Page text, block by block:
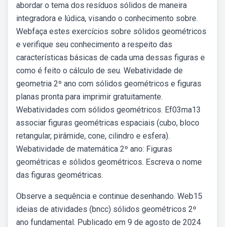
abordar o tema dos resíduos sólidos de maneira
integradora e lúdica, visando o conhecimento sobre.
Webfaça estes exercícios sobre sólidos geométricos
e verifique seu conhecimento a respeito das
características básicas de cada uma dessas figuras e
como é feito o cálculo de seu. Webatividade de
geometria 2º ano com sólidos geométricos e figuras
planas pronta para imprimir gratuitamente.
Webatividades com sólidos geométricos. Ef03ma13
associar figuras geométricas espaciais (cubo, bloco
retangular, pirâmide, cone, cilindro e esfera).
Webatividade de matemática 2º ano: Figuras
geométricas e sólidos geométricos. Escreva o nome
das figuras geométricas.
Observe a sequência e continue desenhando. Web15
ideias de atividades (bncc) sólidos geométricos 2º
ano fundamental. Publicado em 9 de agosto de 2024